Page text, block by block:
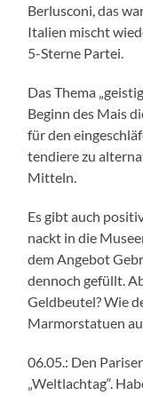
Berlusconi, das
Italien mischt
5-Sterne Partei.
Das Thema
Beginn des Mais
für den
tendiere zu
Mitteln.
Es gibt auch
nackt in die
dem Angebot
dennoch gefüllt.
Geldbeutel? Wie
Marmorstatuen
06.05.: Den
„Weltlachtag“.